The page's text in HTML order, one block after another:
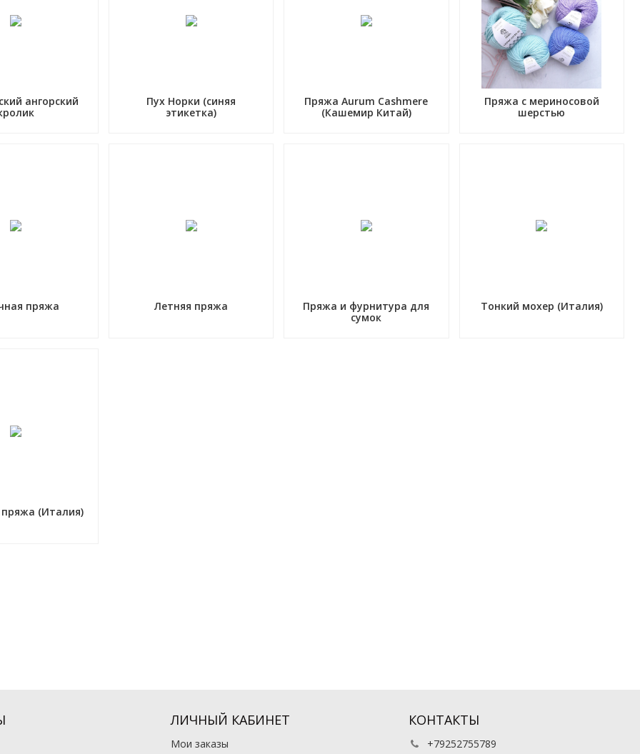
ангорский
Пух Норки (синяя
этикетка)
Пряжа Aurum Cashmere
(Кашемир Китай)
Пряжа с мериносовой
шерстью
пряжа Летняя пряжа
Пряжа и фурнитура для
сумок
Тонкий мохер (Италия)
(Италия)
ЛИЧНЫЙ КАБИНЕТ
Мои заказы
КОНТАКТЫ
+79252755789